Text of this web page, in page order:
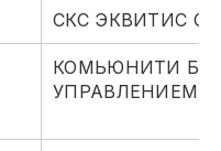
СКС ЭКВИТИС
КОМЬЮНИТИ
УПРАВЛЕНИЕМ)